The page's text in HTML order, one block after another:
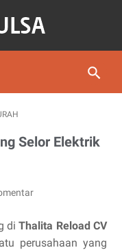
Selor Elektrik
diThalita Reload CV
perusahaan yang